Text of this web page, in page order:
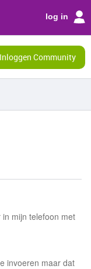
log in
Inloggen Community
mijn telefoon met
invoeren maar dat